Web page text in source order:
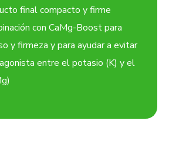
final compacto y firme
con CaMg-Boost para
y firmeza y para ayudar a evitar
entre el potasio (K) y el